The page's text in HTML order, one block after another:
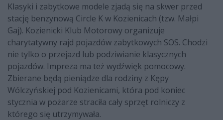
Klasyki i zabytkowe modele zjadą się na skwer przed
stację benzynową Circle K w Kozienicach (tzw. Małpi
Gaj). Kozienicki Klub Motorowy organizuje
charytatywny rajd pojazdów zabytkowych SOS. Chodzi
nie tylko o przejazd lub podziwianie klasycznych
pojazdów. Impreza ma też wydźwięk pomocowy.
Zbierane będą pieniądze dla rodziny z Kępy
Wólczyńskiej pod Kozienicami, która pod koniec
stycznia w pożarze straciła cały sprzęt rolniczy z
którego się utrzymywała.